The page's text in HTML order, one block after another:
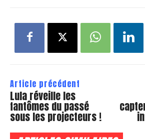
Article précédent
Lula réveille les
fantômes du passé
sous les projecteurs !